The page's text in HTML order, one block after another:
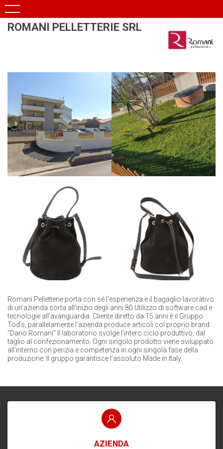
ROMANI PELLETTERIE SRL
Romani Pelletterie porta con sé l’esperienza e il bagaglio lavorativo
di un’azienda sorta all’inizio degli anni 80 Utilizzo di software cad e
tecnologie all’avanguardia. Cliente diretto da 15 anni è il Gruppo
Tod’s, parallelamente l'azienda produce articoli col proprio brand
"Dario Romani" Il laboratorio svolge l’intero ciclo produttivo, dal
taglio al confezionamento. Ogni singolo prodotto viene sviluppato
all’interno con perizia e competenza in ogni singola fase della
produzione. Il gruppo garantisce l’assoluto Made in Italy.
AZIENDA